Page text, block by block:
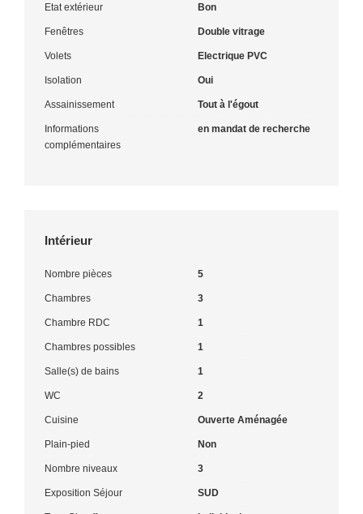
Etat extérieur Bon
Fenêtres Double vitrage
Volets Electrique PVC
Isolation Oui
Assainissement Tout à l'égout
Informations
complémentaires
en mandat de recherche
Intérieur
Nombre pièces 5
Chambres 3
Chambre RDC 1
Chambres possibles 1
Salle(s) de bains 1
WC 2
Cuisine Ouverte Aménagée
Plain-pied Non
Nombre niveaux 3
Exposition Séjour SUD